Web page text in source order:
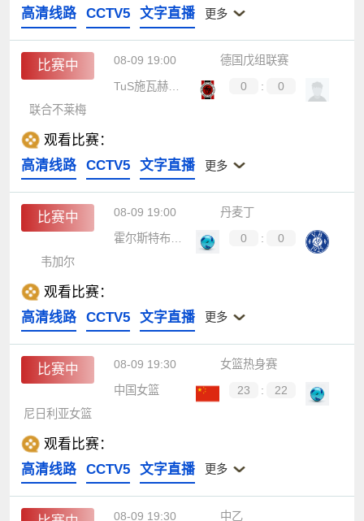
高清线路
CCTV5 文字直播 更多
比赛中 08-09 19:00
德国戊组联赛
TuS施瓦赫豪森
0 :
0
联合不莱梅
观看比赛：
高清线路
CCTV5 文字直播 更多
比赛中 08-09 19:00
丹麦丁
霍尔斯特布罗B队
0 :
0
韦加尔
观看比赛：
高清线路
CCTV5 文字直播 更多
比赛中 08-09 19:30
女篮热身赛
中国女篮
23 :
22
尼日利亚女篮
观看比赛：
高清线路
CCTV5 文字直播 更多
08-09 19:30
中乙